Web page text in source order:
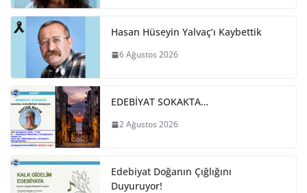
Hasan Hüseyin Yalvaç’ı Kaybettik
6 Ağustos 2026
EDEBİYAT SOKAKTA…
2 Ağustos 2026
Edebiyat Doğanın Çığlığını
Duyuruyor!